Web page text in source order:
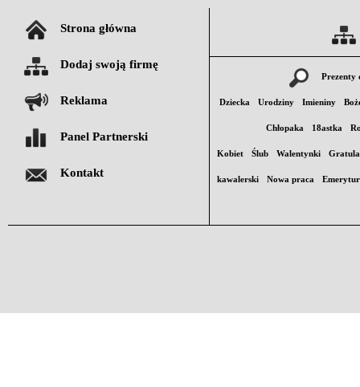
Strona główna
Dodaj swoją firmę
Reklama
Panel Partnerski
Kontakt
Prezenty
Dziecka Urodziny Imieniny
Chłopaka 18astka
Kobiet Ślub Walentynki
kawalerski Nowa praca